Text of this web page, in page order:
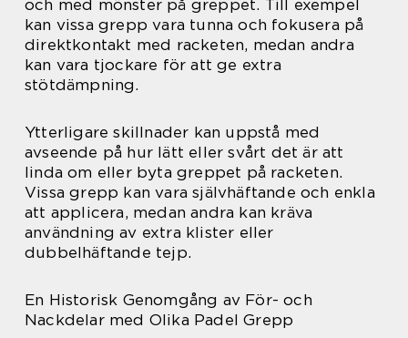
och med mönster på greppet. Till exempel
kan vissa grepp vara tunna och fokusera på
direktkontakt med racketen, medan andra
kan vara tjockare för att ge extra
stötdämpning.
Ytterligare skillnader kan uppstå med
avseende på hur lätt eller svårt det är att
linda om eller byta greppet på racketen.
Vissa grepp kan vara självhäftande och enkla
att applicera, medan andra kan kräva
användning av extra klister eller
dubbelhäftande tejp.
En Historisk Genomgång av För- och
Nackdelar med Olika Padel Grepp